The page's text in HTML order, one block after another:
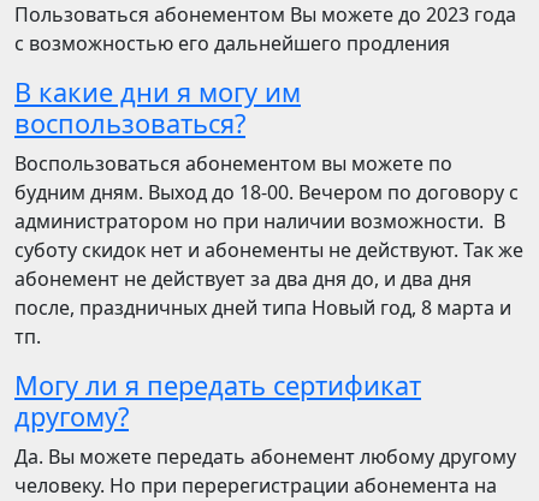
Пользоваться абонементом Вы можете до 2023 года
с возможностью его дальнейшего продления
В какие дни я могу им
воспользоваться?
Воспользоваться абонементом вы можете по
будним дням. Выход до 18-00. Вечером по договору с
администратором но при наличии возможности. В
суботу скидок нет и абонементы не действуют. Так же
абонемент не действует за два дня до, и два дня
после, праздничных дней типа Новый год, 8 марта и
тп.
Могу ли я передать сертификат
другому?
Да. Вы можете передать абонемент любому другому
человеку. Но при перерегистрации абонемента на